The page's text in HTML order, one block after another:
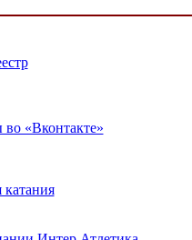
«Вконтакте»